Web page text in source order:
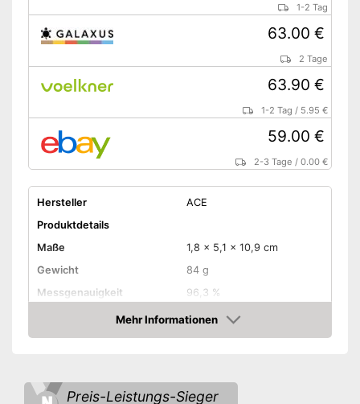
1-2 Tag
63.00 €
2 Tage
63.90 €
1-2 Tag / 5.95 €
59.00 €
2-3 Tage /0.00 €
Hersteller
ACE
Produktdetails
Maße
1,8 x 5,1 x 10,9 cm
Gewicht
84 g
Messgenauigkeit
96,3 %
DisplaybeleuchtungMehr Informationen
Amazon
Preis-Leistungs-Sieger